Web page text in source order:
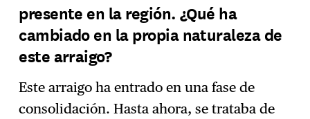
presente en la región. ¿Qué ha
cambiado en la propia naturaleza de
este arraigo?
Este arraigo ha entrado en una fase de
consolidación. Hasta ahora, se trataba de